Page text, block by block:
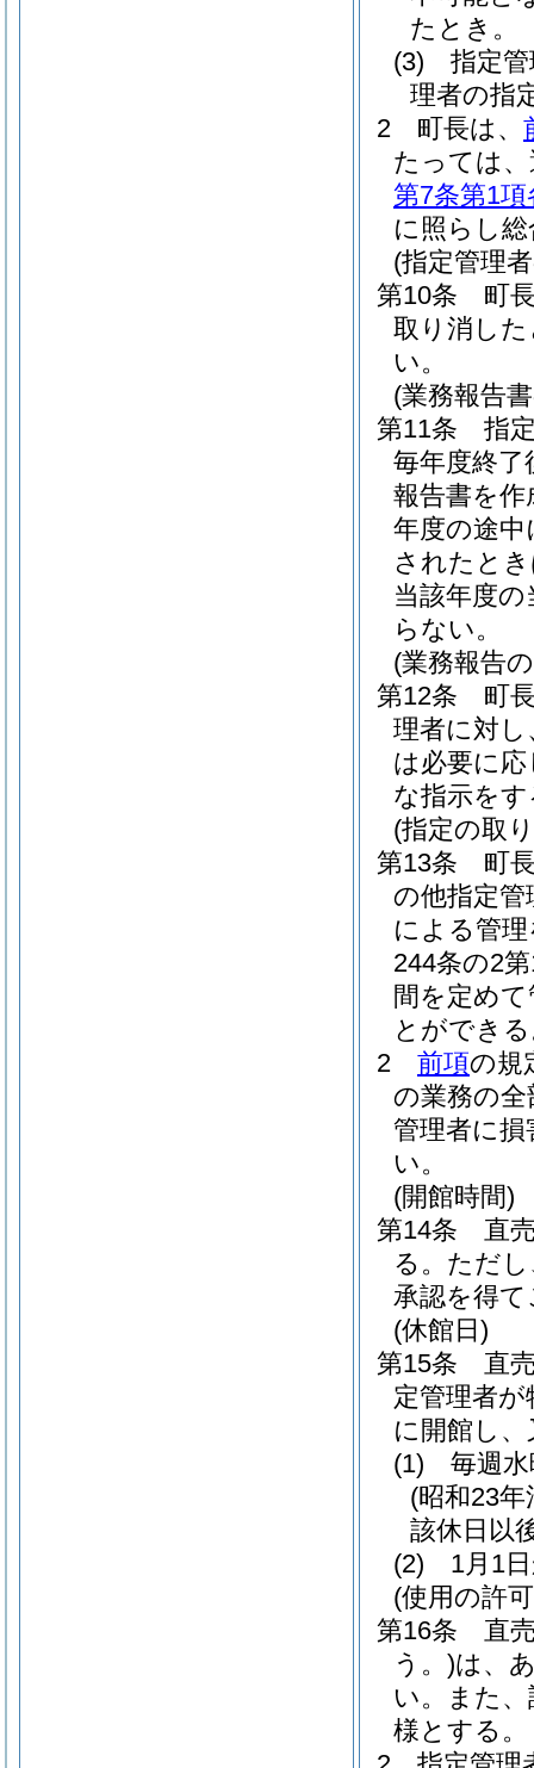
たとき。
(3)
指定
理者の指
2
町長は、
たっては
第7条第1項
に照らし
(指定管理
第10条
町
取り消し
い。
(業務報告
第11条
指
毎年度終了
報告書を
年度の途
されたと
当該年度
らない。
(業務報告
第12条
町
理者に対
は必要に
な指示を
(指定の取
第13条
町
の他指定
による管
244条の2
間を定め
とができ
2
前項の規
の業務の
管理者に
い。
(開館時間)
第14条
直
る。 ただ
承認を得
(休館日)
第15条
直
定管理者
に開館し
(1)
毎週
(昭和23
該休日以
(2)
1月1
(使用の許
第16条
直
う。)は、
い。
また
様とする。